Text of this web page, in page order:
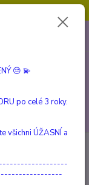
😔 💫
po celé 3 roky.
všichni ÚŽASNÍ a